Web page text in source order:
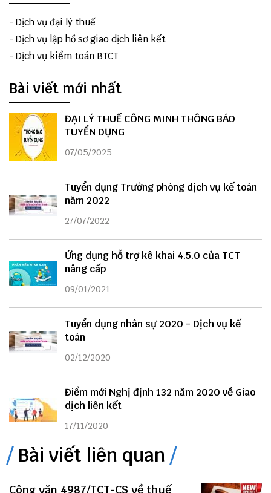
- Dịch vụ đại lý thuế
- Dịch vụ lập hồ sơ giao dịch liên kết
- Dịch vụ kiểm toán BTCT
Bài viết mới nhất
ĐẠI LÝ THUẾ CÔNG MINH THÔNG BÁO
TUYỂN DỤNG
07/05/2025
Tuyển dụng Trưởng phòng dịch vụ kế toán
năm 2022
27/07/2022
Ứng dụng hỗ trợ kê khai 4.5.0 của TCT
nâng cấp
09/01/2021
Tuyển dụng nhân sự 2020 - Dịch vụ kế
toán
02/12/2020
Điểm mới Nghị định 132 năm 2020 về Giao
dịch liên kết
17/11/2020
Bài viết liên quan
Công văn 4987/TCT-CS về thuế